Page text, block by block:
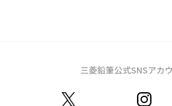
三菱鉛筆公式SNSアカ